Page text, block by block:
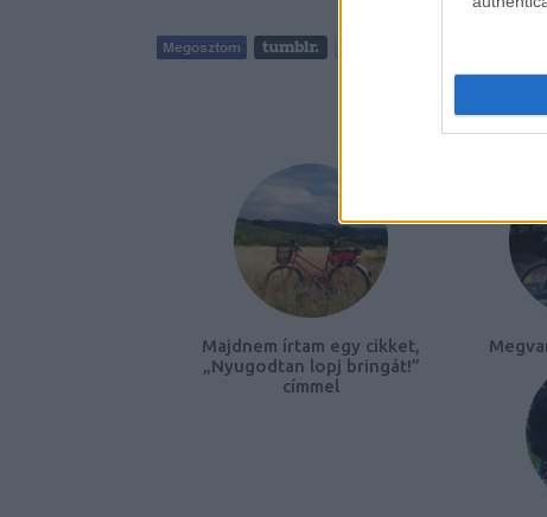
Majdnem írtam egy cikket,
„Nyugodtan lopj bringát!”
címmel